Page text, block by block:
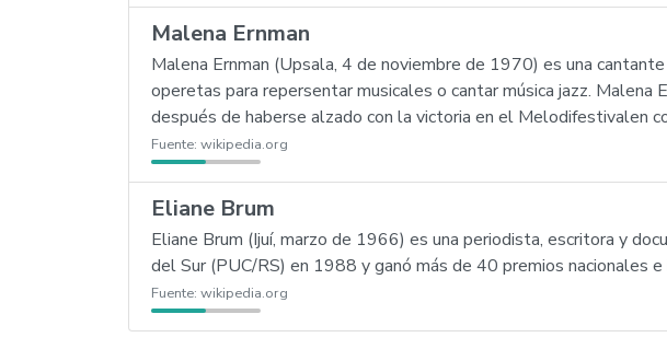
Malena Ernman
Malena Ernman (Upsala, 4 de noviembre de 1970) es una
operetas para repersentar musicales o cantar música jazz.
después de haberse alzado con la victoria en el Melodifestivalen
Fuente: wikipedia.org
Eliane Brum
Eliane Brum (Ijuí, marzo de 1966) es una periodista, escritora y
del Sur (PUC/RS) en 1988 y ganó más de 40 premios nacionales
Fuente: wikipedia.org